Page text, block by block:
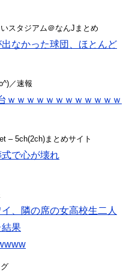
スタジアム＠なんJまとめ
なかった球団、ほとんど
／速報
ｗｗｗｗｗｗｗｗｗｗｗｗ
– 5ch(2ch)まとめサイト
で心が壊れ
、隣の席の女高校生二人
果